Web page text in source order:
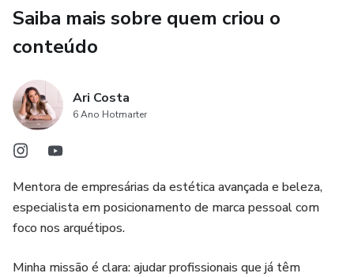
Saiba mais sobre quem criou o
conteúdo
Ari Costa
6 Ano Hotmarter
Mentora de empresárias da estética avançada e beleza,
especialista em posicionamento de marca pessoal com
foco nos arquétipos.
Minha missão é clara: ajudar profissionais que já têm